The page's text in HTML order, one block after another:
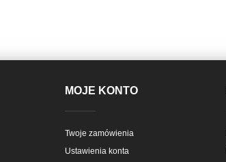
MOJE KONTO
Twoje zamówienia
Ustawienia konta